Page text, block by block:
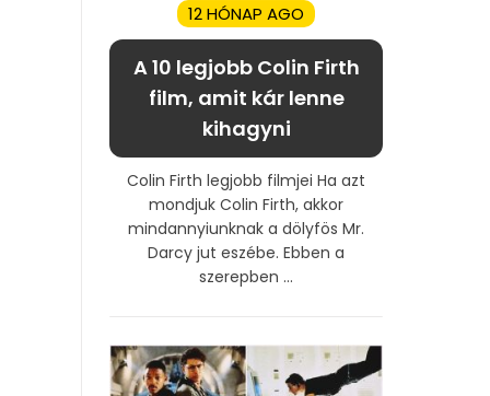
12 HÓNAP AGO
A 10 legjobb Colin Firth
film, amit kár lenne
kihagyni
Colin Firth legjobb filmjei Ha azt
mondjuk Colin Firth, akkor
mindannyiunknak a dölyfös Mr.
Darcy jut eszébe. Ebben a
szerepben ...